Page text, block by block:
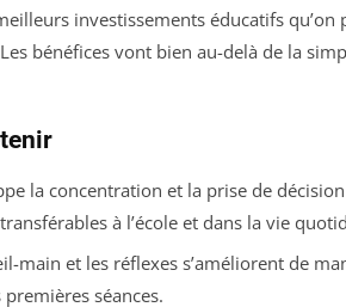
investissements éducatifs qu’on
bénéfices vont bien au-delà de la
la concentration et la prise de
à l’école et dans la vie
main et les réflexes s’améliorent de
séances.